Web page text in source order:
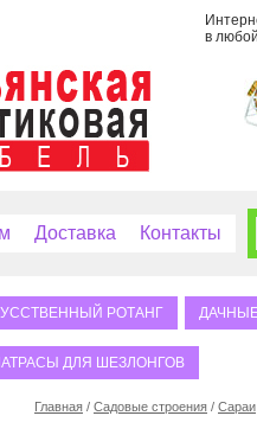
в
Доставка Контакты
РОТАНГ
ДЛЯ ШЕЗЛОНГОВ
Главная / Садовые строения / Сараи